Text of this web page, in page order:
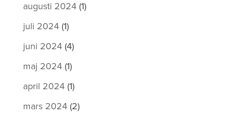
augusti 2024(1)
juli 2024(1)
juni 2024(4)
maj 2024(1)
april 2024(1)
mars 2024(2)